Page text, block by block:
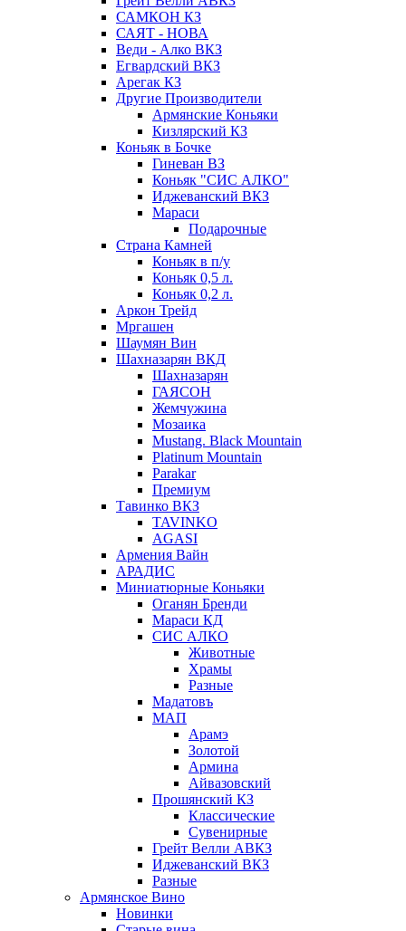
САМКОН КЗ
САЯТ - НОВА
Веди - Алко ВКЗ
Егвардский ВКЗ
Арегак КЗ
Другие Производители
Армянские Коньяки
Кизлярский КЗ
Коньяк в Бочке
Гиневан ВЗ
Коньяк "СИС АЛКО"
Иджеванский ВКЗ
Мараси
Подарочные
Страна Камней
Коньяк в п/у
Коньяк 0,5 л.
Коньяк 0,2 л.
Аркон Трейд
Мргашен
Шаумян Вин
Шахназарян ВКД
Шахназарян
ГАЯСОН
Жемчужина
Мозаика
Mustang. Black Mountain
Platinum Mountain
Parakar
Премиум
Тавинко ВКЗ
TAVINKO
AGASI
Армения Вайн
АРАДИС
Миниатюрные Коньяки
Оганян Бренди
Мараси КД
СИС АЛКО
Животные
Храмы
Разные
Мадатовъ
МАП
Арамэ
Золотой
Армина
Айвазовский
Прошянский КЗ
Классические
Сувенирные
Грейт Велли АВКЗ
Иджеванский ВКЗ
Разные
Армянское Вино
Новинки